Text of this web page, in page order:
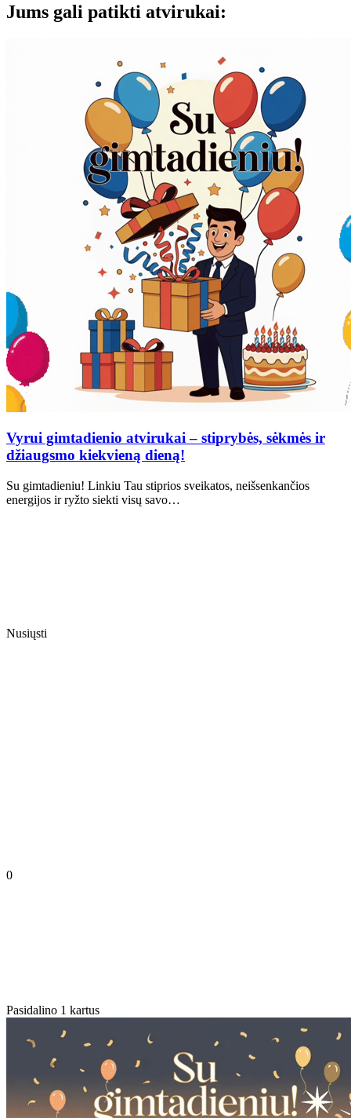
Jums gali patikti atvirukai:
Vyrui gimtadienio atvirukai – stiprybės, sėkmės ir
džiaugsmo kiekvieną dieną!
Su gimtadieniu! Linkiu Tau stiprios sveikatos, neišsenkančios
energijos ir ryžto siekti visų savo…
Nusiųsti
0
Pasidalino 1 kartus